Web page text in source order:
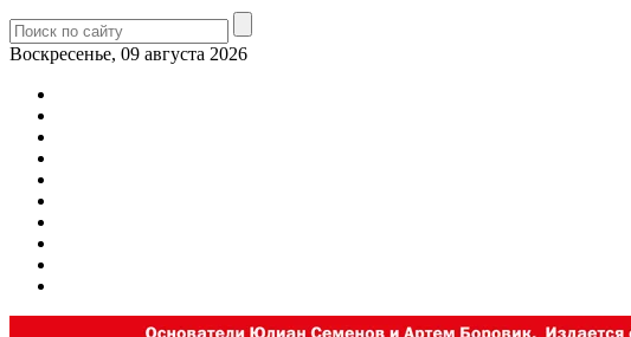
Воскресенье, 09 августа 2026